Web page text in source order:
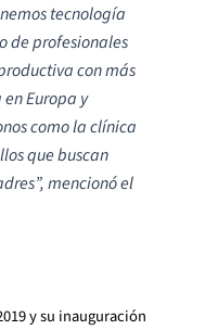
tecnología
de profesionales
con más
Europa y
como la clínica
que buscan
”, mencionó el
y su inauguración